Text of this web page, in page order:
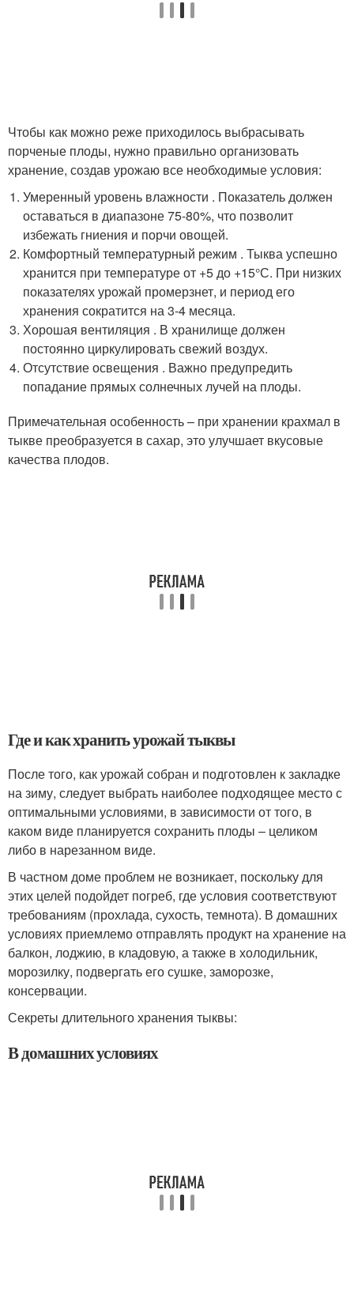
Чтобы как можно реже приходилось выбрасывать
порченые плоды, нужно правильно организовать
хранение, создав урожаю все необходимые условия:
Умеренный уровень влажности . Показатель должен
оставаться в диапазоне 75-80%, что позволит
избежать гниения и порчи овощей.
Комфортный температурный режим . Тыква успешно
хранится при температуре от +5 до +15°С. При низких
показателях урожай промерзнет, и период его
хранения сократится на 3-4 месяца.
Хорошая вентиляция . В хранилище должен
постоянно циркулировать свежий воздух.
Отсутствие освещения . Важно предупредить
попадание прямых солнечных лучей на плоды.
Примечательная особенность – при хранении крахмал в
тыкве преобразуется в сахар, это улучшает вкусовые
качества плодов.
Где и как хранить урожай тыквы
После того, как урожай собран и подготовлен к закладке
на зиму, следует выбрать наиболее подходящее место с
оптимальными условиями, в зависимости от того, в
каком виде планируется сохранить плоды – целиком
либо в нарезанном виде.
В частном доме проблем не возникает, поскольку для
этих целей подойдет погреб, где условия соответствуют
требованиям (прохлада, сухость, темнота). В домашних
условиях приемлемо отправлять продукт на хранение на
балкон, лоджию, в кладовую, а также в холодильник,
морозилку, подвергать его сушке, заморозке,
консервации.
Секреты длительного хранения тыквы:
В домашних условиях